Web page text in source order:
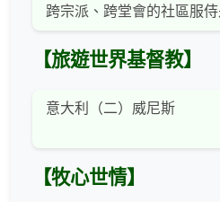
跨宗派、跨堂會的社區服
【旅遊世界基督教】
意大利（二）威尼斯
【牧心世情】